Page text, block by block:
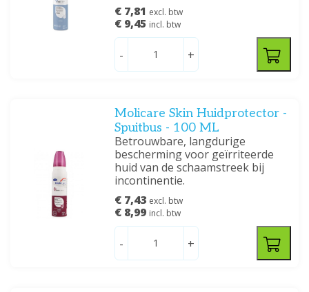
€ 7,81 excl. btw
€ 9,45 incl. btw
- +
Molicare Skin Huidprotector -
Spuitbus - 100 ML
Betrouwbare, langdurige
bescherming voor geïrriteerde
huid van de schaamstreek bij
incontinentie.
€ 7,43 excl. btw
€ 8,99 incl. btw
- +